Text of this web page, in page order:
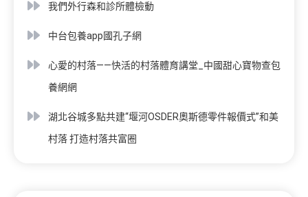
我們外行森和診所體檢動
中台包養app國孔子網
心愛的村落——快活的村落體育講堂_中國甜心寶物查包
養網網
湖北谷城多點共建“堰河OSDER奧斯德零件報價式”和美
村落 打造村落共富圈